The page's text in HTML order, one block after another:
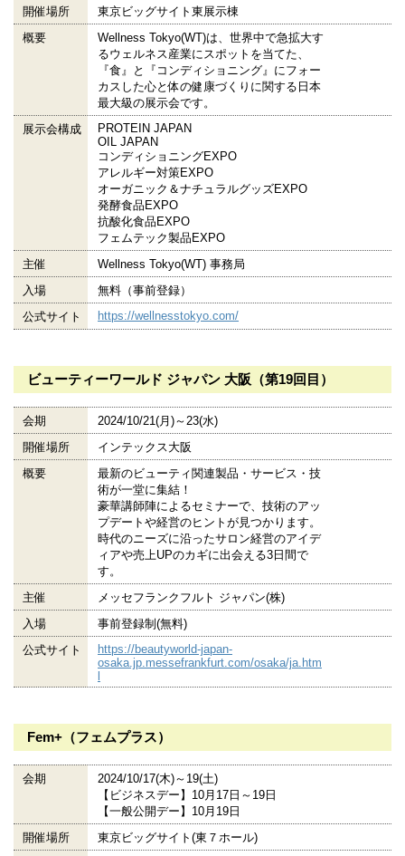
開催場所
東京ビッグサイト東展示棟
概要
Wellness Tokyo(WT)は、世界中で急拡大す
るウェルネス産業にスポットを当てた、
『食』と『コンディショニング』にフォー
カスした心と体の健康づくりに関する日本
最大級の展示会です。
展示会構成
PROTEIN JAPAN
OIL JAPAN
コンディショニングEXPO
アレルギー対策EXPO
オーガニック＆ナチュラルグッズEXPO
発酵食品EXPO
抗酸化食品EXPO
フェムテック製品EXPO
主催
Wellness Tokyo(WT) 事務局
入場
無料（事前登録）
公式サイト
https://wellnesstokyo.com/
ビューティーワールド ジャパン 大阪（第19回目）
会期
2024/10/21(月)～23(水)
開催場所
インテックス大阪
概要
最新のビューティ関連製品・サービス・技
術が一堂に集結！
豪華講師陣によるセミナーで、技術のアッ
プデートや経営のヒントが見つかります。
時代のニーズに沿ったサロン経営のアイデ
ィアや売上UPのカギに出会える3日間で
す。
主催
メッセフランクフルト ジャパン(株)
入場
事前登録制(無料)
公式サイト
https://beautyworld-japan-
osaka.jp.messefrankfurt.com/osaka/ja.htm
Fem+（フェムプラス）
会期
2024/10/17(木)～19(土)
【ビジネスデー】10月17日～19日
【一般公開デー】10月19日
開催場所
東京ビッグサイト(東７ホール)